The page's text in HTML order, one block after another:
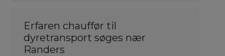
Erfaren chauffør til
dyretransport søges nær
Randers